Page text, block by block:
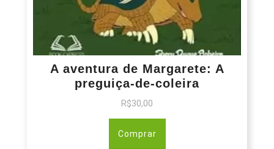
A aventura de Margarete: A
preguiça-de-coleira
R$30,00
Comprar